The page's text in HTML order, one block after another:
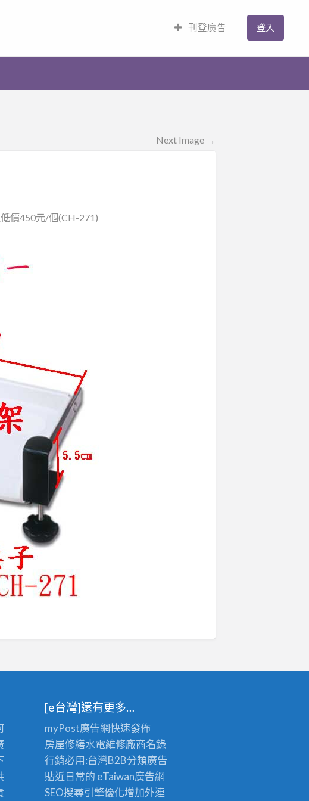
刊登廣告 登入
Next Image →
價450元/個(CH-271)
[e台灣]還有更多…
myPost廣告網快速發佈
房屋修繕水電維修廠商名錄
行銷必用:台灣B2B分類廣告
貼近日常的 eTaiwan廣告網
SEO搜尋引擎優化增加外連